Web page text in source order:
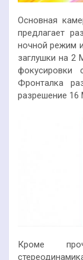
Основная
предлагает
ночной режим
заглушки на 2
фокусировки
Фронталка
разрешение 16
Кроме